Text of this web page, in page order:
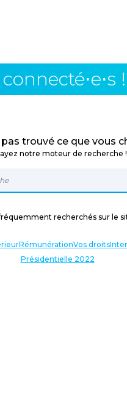
!
pas trouvé ce que vous
notre moteur de recherche !
recherchés sur le
RémunérationVos droits
Présidentielle 2022